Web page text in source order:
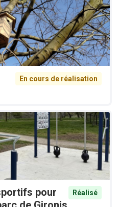
En cours de réalisation
pour
Réalisé